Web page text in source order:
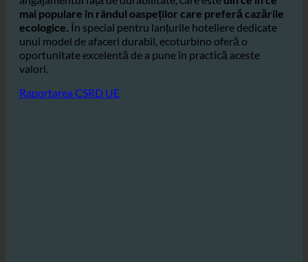
Hotelurile care utilizează ecoturbino își pot demonstra
angajamentul față de durabilitate, care estedin ce în ce
mai populare în rândul oaspeților care preferă cazările
ecologice.În special pentru lanțurile hoteliere dedicate
unui model de afaceri durabil, ecoturbino oferă o
valori.